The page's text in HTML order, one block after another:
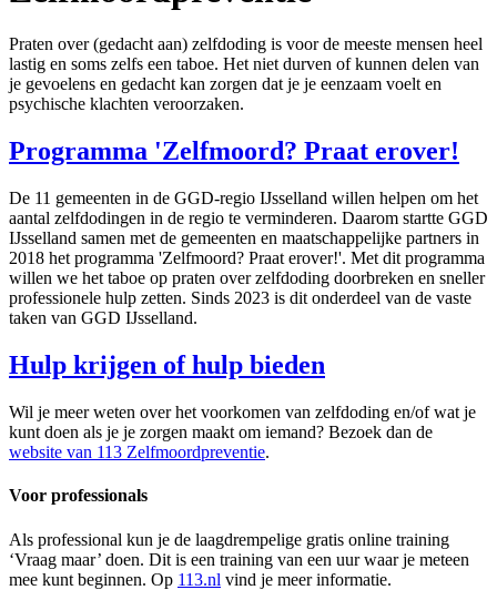
Praten over (gedacht aan) zelfdoding is voor de meeste mensen heel
lastig en soms zelfs een taboe. Het niet durven of kunnen delen van
je gevoelens en gedacht kan zorgen dat je je eenzaam voelt en
psychische klachten veroorzaken.
Programma 'Zelfmoord? Praat erover!
De 11 gemeenten in de GGD-regio IJsselland willen helpen om het
aantal zelfdodingen in de regio te verminderen. Daarom startte GGD
IJsselland samen met de gemeenten en maatschappelijke partners in
2018 het programma 'Zelfmoord? Praat erover!'. Met dit programma
willen we het taboe op praten over zelfdoding doorbreken en sneller
professionele hulp zetten. Sinds 2023 is dit onderdeel van de vaste
taken van GGD IJsselland.
Hulp krijgen of hulp bieden
Wil je meer weten over het voorkomen van zelfdoding en/of wat je
kunt doen als je je zorgen maakt om iemand? Bezoek dan de
website van 113 Zelfmoordpreventie.
Voor professionals
Als professional kun je de laagdrempelige gratis online training
‘Vraag maar’ doen. Dit is een training van een uur waar je meteen
mee kunt beginnen. Op 113.nl vind je meer informatie.